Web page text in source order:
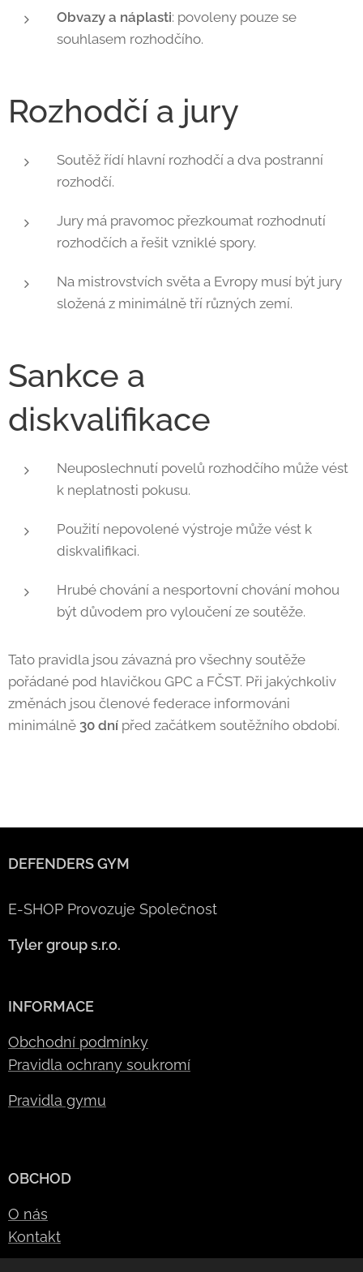
Obvazy a náplasti: povoleny pouze se
souhlasem rozhodčího.
Rozhodčí a jury
Soutěž řídí hlavní rozhodčí a dva postranní
rozhodčí.
Jury má pravomoc přezkoumat rozhodnutí
rozhodčích a řešit vzniklé spory.
Na mistrovstvích světa a Evropy musí být jury
složená z minimálně tří různých zemí.
Sankce a
diskvalifikace
Neuposlechnutí povelů rozhodčího může vést
k neplatnosti pokusu.
Použití nepovolené výstroje může vést k
diskvalifikaci.
Hrubé chování a nesportovní chování mohou
být důvodem pro vyloučení ze soutěže.
Tato pravidla jsou závazná pro všechny soutěže
pořádané pod hlavičkou GPC a FČST. Při jakýchkoliv
změnách jsou členové federace informováni
minimálně 30 dní před začátkem soutěžního období.
DEFENDERS GYM
E-SHOP Provozuje Společnost
Tyler group s.r.o.
INFORMACE
Obchodní podmínky
Pravidla ochrany soukromí
Pravidla gymu
OBCHOD
O nás
Kontakt